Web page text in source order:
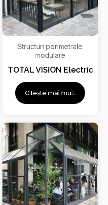
Structuri perimetrale
modulare
TOTAL VISION Electric
Citește mai mult